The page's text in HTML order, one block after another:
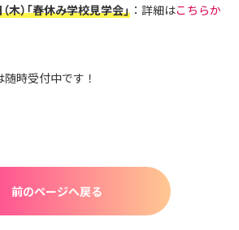
木）「春休み学校見学会」 ：詳細はこちらか
時受付中です！
前のページへ戻る